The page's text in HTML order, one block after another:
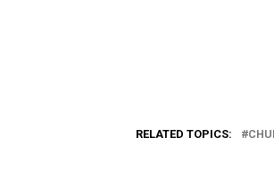
RELATED TOPICS: